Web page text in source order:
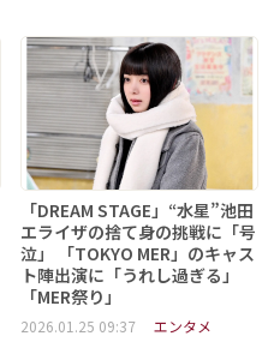
「DREAM STAGE」“水星”池田
エライザの捨て身の挑戦に「号
泣」 「TOKYO MER」のキャス
ト陣出演に「うれし過ぎる」
「MER祭り」
2026.01.25 09:37 エンタメ